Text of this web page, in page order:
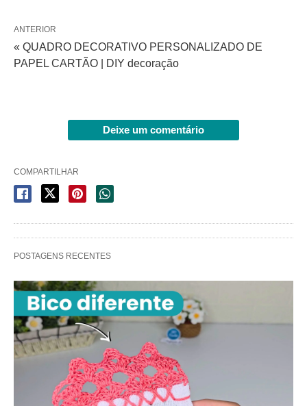
ANTERIOR
« QUADRO DECORATIVO PERSONALIZADO DE
PAPEL CARTÃO | DIY decoração
Deixe um comentário
COMPARTILHAR
POSTAGENS RECENTES